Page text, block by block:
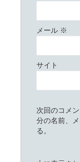
メール ※
サイト
次回のコメ
分の名前、
る。